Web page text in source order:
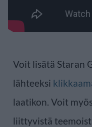
Voit lisätä Staran
lähteeksi
laatikon. Voit
liittyvistä